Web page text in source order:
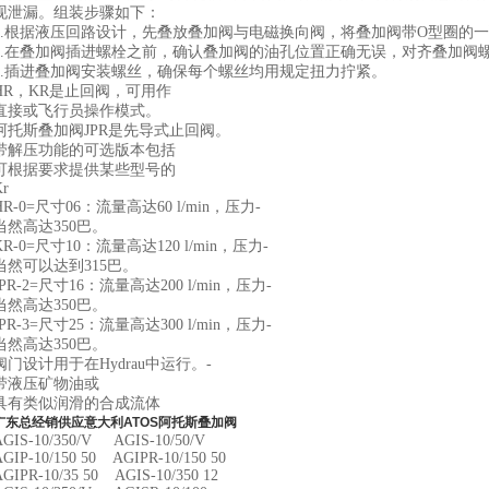
泄漏。组装步骤如下：
根据液压回路设计，先叠放叠加阀与电磁换向阀，将叠加阀带O型圈的一
在叠加阀插进螺栓之前，确认叠加阀的油孔位置正确无误，对齐叠加阀
插进叠加阀安装螺丝，确保每个螺丝均用规定扭力拧紧。
，KR是止回阀，可用作
接或飞行员操作模式。
托斯叠加阀JPR是先导式止回阀。
解压功能的可选版本包括
根据要求提供某些型号的
0=尺寸06：流量高达60 l/min，压力-
然高达350巴。
0=尺寸10：流量高达120 l/min，压力-
然可以达到315巴。
2=尺寸16：流量高达200 l/min，压力-
然高达350巴。
3=尺寸25：流量高达300 l/min，压力-
然高达350巴。
门设计用于在Hydrau中运行。-
液压矿物油或
有类似润滑的合成流体
东总经销供应意大利ATOS阿托斯叠加阀
10/350/V AGIS-10/50/V
10/150 50 AGIPR-10/150 50
10/35 50 AGIS-10/350 12